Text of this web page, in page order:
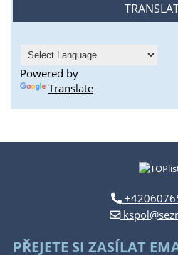
Powered by
Translate
PŘEJETE SI ZASÍLAT